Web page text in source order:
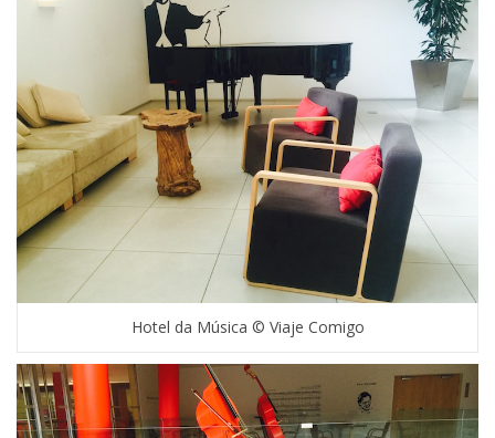
Hotel da Música © Viaje Comigo